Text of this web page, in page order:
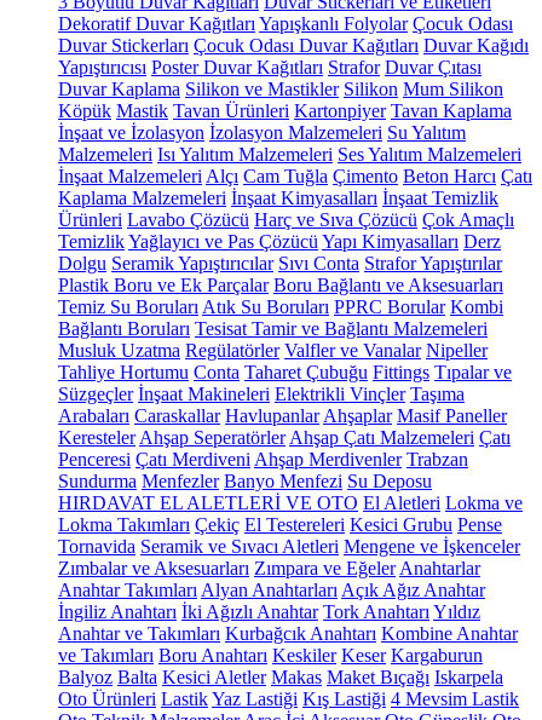
Dekoratif Duvar Kağıtları Yapışkanlı Folyolar Çocuk Odası
Duvar Stickerları Çocuk Odası Duvar Kağıtları Duvar Kağıdı
Yapıştırıcısı Poster Duvar Kağıtları Strafor Duvar Çıtası
Duvar Kaplama Silikon ve Mastikler Silikon Mum Silikon
Köpük Mastik Tavan Ürünleri Kartonpiyer Tavan Kaplama
İnşaat ve İzolasyon İzolasyon Malzemeleri Su Yalıtım
Malzemeleri Isı Yalıtım Malzemeleri Ses Yalıtım Malzemeleri
İnşaat Malzemeleri Alçı Cam Tuğla Çimento Beton Harcı Çatı
Kaplama Malzemeleri İnşaat Kimyasalları İnşaat Temizlik
Ürünleri Lavabo Çözücü Harç ve Sıva Çözücü Çok Amaçlı
TemizlikYağlayıcı ve Pas Çözücü Yapı Kimyasalları Derz
Dolgu Seramik Yapıştırıcılar Sıvı Conta Strafor Yapıştırılar
Plastik Boru ve Ek Parçalar Boru Bağlantı ve Aksesuarları
Temiz Su Boruları Atık Su Boruları PPRC Borular Kombi
Bağlantı Boruları Tesisat Tamir ve Bağlantı Malzemeleri
Musluk Uzatma Regülatörler Valfler ve Vanalar Nipeller
Tahliye Hortumu Conta Taharet Çubuğu Fittings Tıpalar ve
Süzgeçler İnşaat Makineleri Elektrikli Vinçler Taşıma
Arabaları Caraskallar Havlupanlar Ahşaplar Masif Paneller
Keresteler Ahşap Seperatörler Ahşap Çatı Malzemeleri Çatı
Penceresi Çatı Merdiveni Ahşap Merdivenler Trabzan
Sundurma Menfezler Banyo Menfezi Su Deposu
HIRDAVAT EL ALETLERİ VE OTO El Aletleri Lokma ve
Lokma Takımları Çekiç El Testereleri Kesici Grubu Pense
Tornavida Seramik ve Sıvacı Aletleri Mengene ve İşkenceler
Zımbalar ve Aksesuarları Zımpara ve Eğeler Anahtarlar
Anahtar Takımları Alyan Anahtarları Açık Ağız Anahtar
İngiliz Anahtarı İki Ağızlı Anahtar Tork Anahtarı Yıldız
Anahtar ve Takımları Kurbağcık Anahtarı Kombine Anahtar
ve Takımları Boru Anahtarı Keskiler Keser Kargaburun
Balyoz Balta Kesici Aletler Makas Maket Bıçağı Iskarpela
Oto Ürünleri LastikYaz Lastiği Kış Lastiği 4 Mevsim Lastik